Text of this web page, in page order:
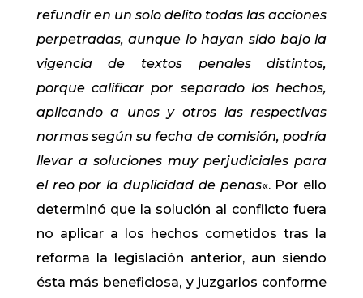
refundir en un solo delito todas las acciones
perpetradas, aunque lo hayan sido bajo la
vigencia de textos penales distintos,
porque calificar por separado los hechos,
aplicando a unos y otros las respectivas
normas según su fecha de comisión, podría
llevar a soluciones muy perjudiciales para
el reo por la duplicidad de penas«. Por ello
determinó que la solución al conflicto fuera
no aplicar a los hechos cometidos tras la
reforma la legislación anterior, aun siendo
ésta más beneficiosa, y juzgarlos conforme